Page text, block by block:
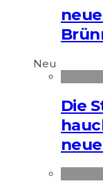
Neu
Die